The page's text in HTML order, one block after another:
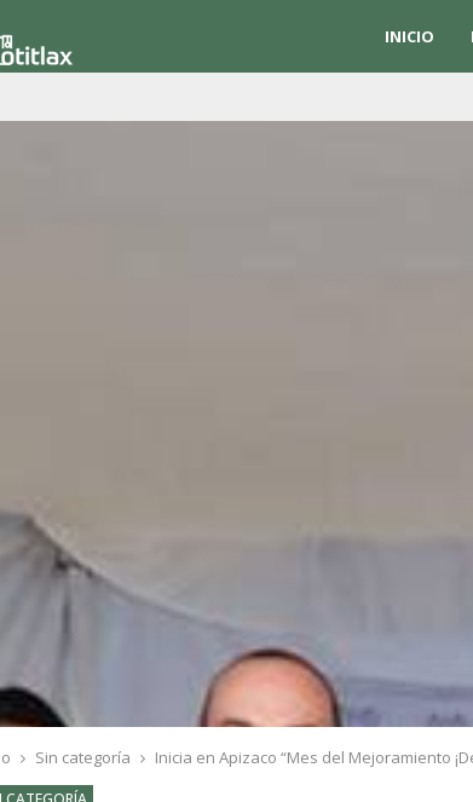
INICIO
Sin categoría Inicia en Apizaco “Mes del Mejoramiento